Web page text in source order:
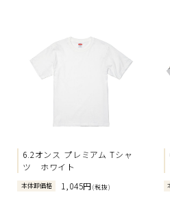
6.2オンス プレミアム Tシャ
ツ ホワイト
本体卸価格 1,045円(税抜)